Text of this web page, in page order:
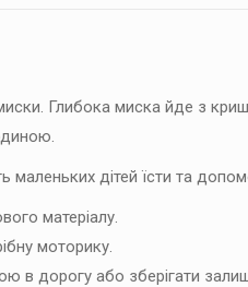
Глибока миска йде з
маленьких дітей їсти та
матеріалу.
моторику.
в дорогу або зберігати